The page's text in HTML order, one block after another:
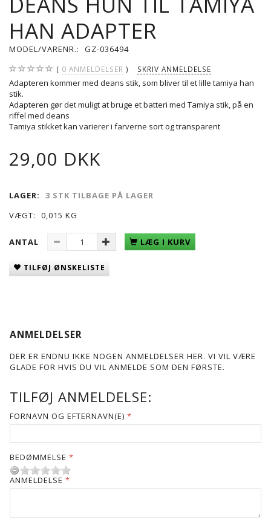
HAN ADAPTER
MODEL/VARENR.: GZ-036494
0 ANMELDELSER SKRIV ANMELDELSE
Adapteren kommer med deans stik, som bliver til et lille tamiya han
stik.
Adapteren gør det muligt at bruge et batteri med Tamiya stik, på en
riffel med deans
Tamiya stikket kan varierer i farverne sort og transparent
29,00 DKK
LAGER:
3 STK TILBAGE PÅ LAGER
VÆGT:
0,015 KG
ANTAL LÆG I KURV
TILFØJ ØNSKELISTE
ANMELDELSER
DER ER ENDNU IKKE NOGEN ANMELDELSER HER. VI VIL VÆRE
GLADE FOR HVIS DU VIL ANMELDE SOM DEN FØRSTE.
TILFØJ ANMELDELSE:
FORNAVN OG EFTERNAVN(E)
BEDØMMELSE
ANMELDELSE